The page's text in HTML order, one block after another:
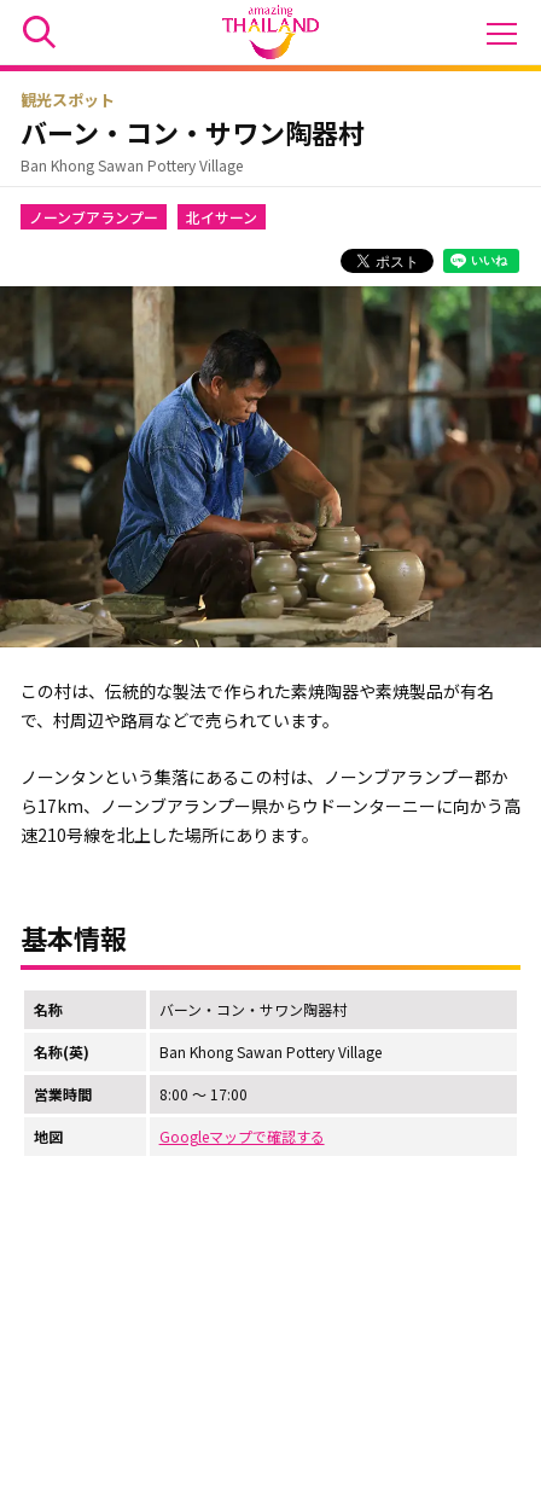
観光スポット
バーン・コン・サワン陶器村
Ban Khong Sawan Pottery Village
ノーンブアランプー 北イサーン
この村は、伝統的な製法で作られた素焼陶器や素焼製品が有名
で、村周辺や路肩などで売られています。
ノーンタンという集落にあるこの村は、ノーンブアランプー郡か
ら17km、ノーンブアランプー県からウドーンターニーに向かう高
速210号線を北上した場所にあります。
基本情報
名称 バーン・コン・サワン陶器村
名称(英) Ban Khong Sawan Pottery Village
営業時間 8:00 〜 17:00
地図 Googleマップで確認する